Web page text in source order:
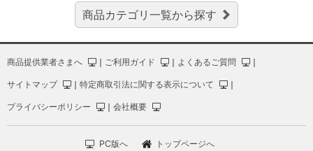
商品カテゴリ一覧から探す
商品提供業者さまへ ｜ ご利用ガイド ｜ よくあるご質問 ｜
サイトマップ ｜ 特定商取引法に関する表示について ｜
プライバシーポリシー ｜ 会社概要
PC版へ トップページへ